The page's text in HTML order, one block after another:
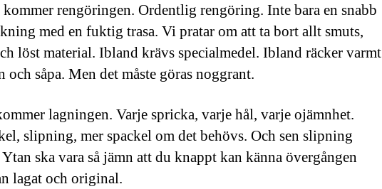
rengöringen. Ordentlig rengöring. Inte bara en snabb
med en fuktig trasa. Vi pratar om att ta bort allt smuts,
löst material. Ibland krävs specialmedel. Ibland räcker varmt
och såpa. Men det måste göras noggrant.
lagningen. Varje spricka, varje hål, varje ojämnhet.
slipning, mer spackel om det behövs. Och sen slipning
ska vara så jämn att du knappt kan känna övergången
lagat och original.